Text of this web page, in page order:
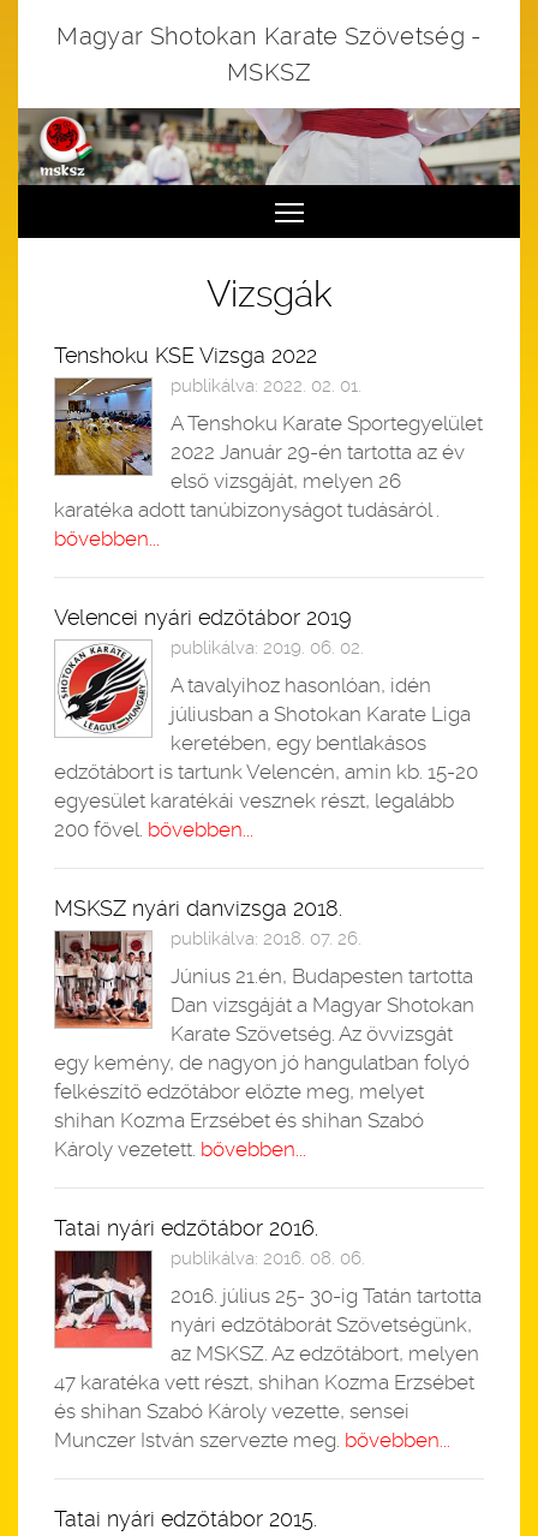
Magyar Shotokan Karate Szövetség -
MSKSZ
Vizsgák
Tenshoku KSE Vizsga 2022
publikálva: 2022. 02. 01.
A Tenshoku Karate Sportegyelület
2022 Január 29-én tartotta az év
első vizsgáját, melyen 26
karatéka adott tanúbizonyságot tudásáról .
bővebben...
Velencei nyári edzőtábor 2019
publikálva: 2019. 06. 02.
A tavalyihoz hasonlóan, idén
júliusban a Shotokan Karate Liga
keretében, egy bentlakásos
edzőtábort is tartunk Velencén, amin kb. 15-20
egyesület karatékái vesznek részt, legalább
200 fővel. bővebben...
MSKSZ nyári danvizsga 2018.
publikálva: 2018. 07. 26.
Június 21.én, Budapesten tartotta
Dan vizsgáját a Magyar Shotokan
Karate Szövetség. Az övvizsgát
egy kemény, de nagyon jó hangulatban folyó
felkészítő edzőtábor előzte meg, melyet
shihan Kozma Erzsébet és shihan Szabó
Károly vezetett. bővebben...
Tatai nyári edzőtábor 2016.
publikálva: 2016. 08. 06.
2016. július 25- 30-ig Tatán tartotta
nyári edzőtáborát Szövetségünk,
az MSKSZ. Az edzőtábort, melyen
47 karatéka vett részt, shihan Kozma Erzsébet
és shihan Szabó Károly vezette, sensei
Munczer István szervezte meg. bővebben...
Tatai nyári edzőtábor 2015.